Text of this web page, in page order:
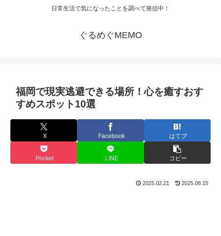
日常生活で気になったことを調べて発信中！
ぐるめぐMEMO
福岡で現実逃避できる場所！心を癒すおす
すめスポット10選
X Facebook はてブ
Pocket LINE コピー
2025.02.21 2025.08.15